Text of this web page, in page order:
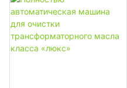
масла TYA-50 (3000 л/час)